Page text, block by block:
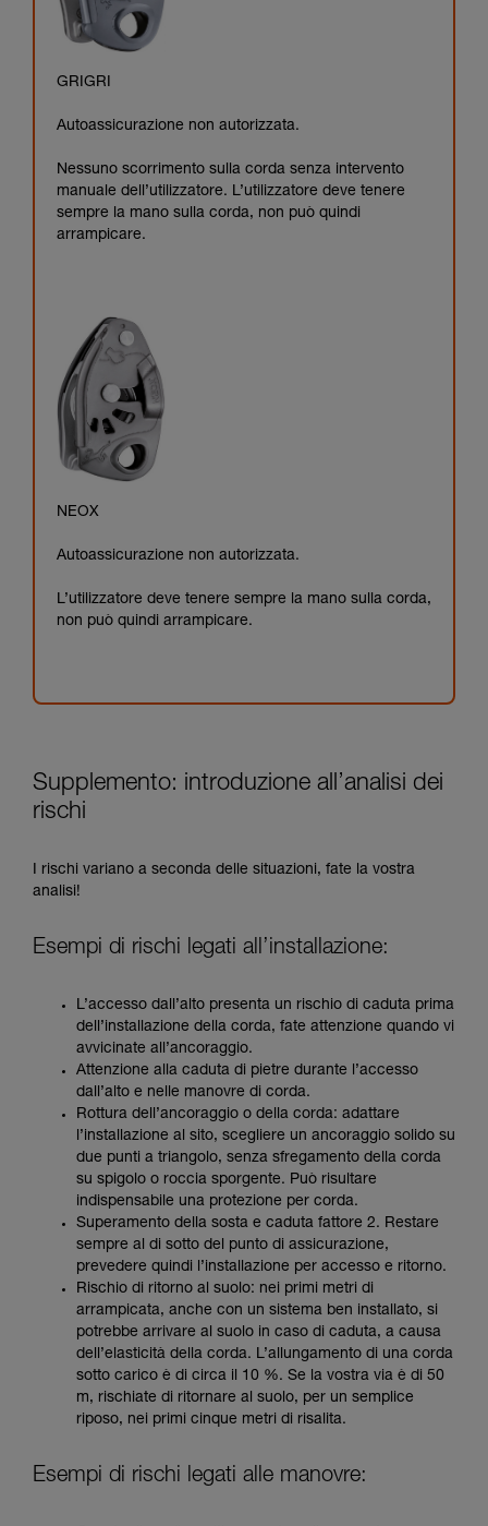
GRIGRI
Autoassicurazione non autorizzata.
Nessuno scorrimento sulla corda senza intervento
manuale dell’utilizzatore. L’utilizzatore deve tenere
sempre la mano sulla corda, non può quindi
arrampicare.
NEOX
Autoassicurazione non autorizzata.
L’utilizzatore deve tenere sempre la mano sulla corda,
non può quindi arrampicare.
Supplemento: introduzione all’analisi dei
rischi
I rischi variano a seconda delle situazioni, fate la vostra
analisi!
Esempi di rischi legati all’installazione:
L’accesso dall’alto presenta un rischio di caduta prima
dell’installazione della corda, fate attenzione quando vi
avvicinate all’ancoraggio.
Attenzione alla caduta di pietre durante l’accesso
dall’alto e nelle manovre di corda.
Rottura dell’ancoraggio o della corda: adattare
l’installazione al sito, scegliere un ancoraggio solido su
due punti a triangolo, senza sfregamento della corda
su spigolo o roccia sporgente. Può risultare
indispensabile una protezione per corda.
Superamento della sosta e caduta fattore 2. Restare
sempre al di sotto del punto di assicurazione,
prevedere quindi l’installazione per accesso e ritorno.
Rischio di ritorno al suolo: nei primi metri di
arrampicata, anche con un sistema ben installato, si
potrebbe arrivare al suolo in caso di caduta, a causa
dell’elasticità della corda. L’allungamento di una corda
sotto carico è di circa il 10 %. Se la vostra via è di 50
m, rischiate di ritornare al suolo, per un semplice
riposo, nei primi cinque metri di risalita.
Esempi di rischi legati alle manovre: